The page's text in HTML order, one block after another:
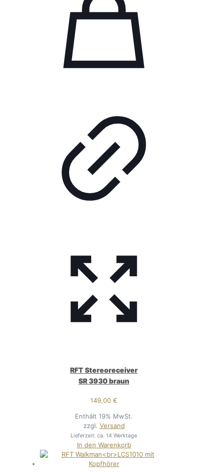
RFT Stereoreceiver
SR 3930 braun
149,00 €
Enthält 19% MwSt.
zzgl. Versand
Lieferzeit: ca. 14 Werktage
In den Warenkorb